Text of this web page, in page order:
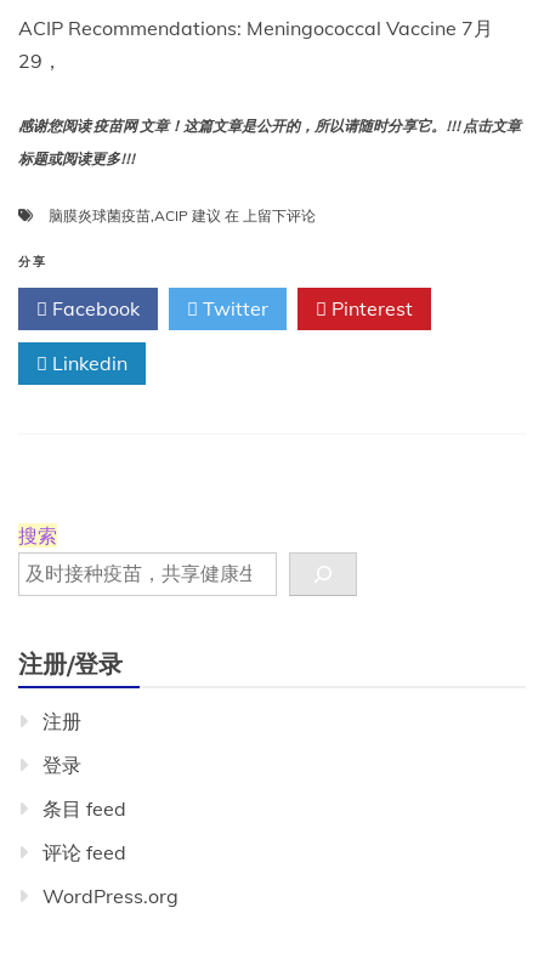
ACIP Recommendations: Meningococcal Vaccine 7月
29，
感谢您阅读 疫苗网 文章！这篇文章是公开的，所以请随时分享它。!!! 点击文章
标题或阅读更多!!!
脑膜炎球菌疫苗,ACIP 建议 在 ACIP
脑
膜
炎
上留下评论
分享
Facebook Twitter Pinterest
Linkedin
搜索
注册/登录
注册
登录
条目 feed
评论 feed
WordPress.org